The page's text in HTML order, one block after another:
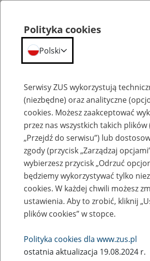
Szkolenia
Zaproś ZUS do siebie: eZUS,
rezerwowane, e-wizyty,
Rodzaj wydarzenia
Szkolenia
Polityka cookies
Polski
Serwisy ZUS wykorzystują
(niezbędne) oraz analityczne
cookies. Możesz zaakceptować
przez nas wszystkich takich plików
„Przejdź do serwisu”) lub
zgody (przycisk „Zarządzaj
wybierzesz przycisk „Odrzuć
będziemy wykorzystywać tylko
cookies. W każdej chwili możesz
ustawienia. Aby to zrobić, kliknij
plików cookies” w stopce.
Polityka cookies dla www.zus.pl
ostatnia aktualizacja 19.08.2024 r.